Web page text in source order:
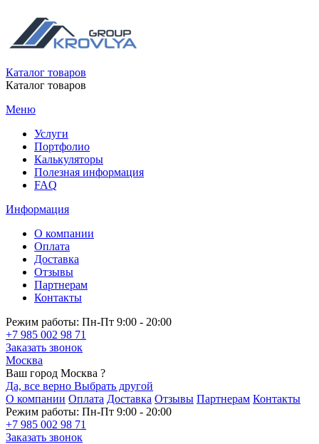
Каталог товаров
Каталог товаров
Меню
Услуги
Портфолио
Калькуляторы
Полезная информация
FAQ
Информация
О компании
Оплата
Доставка
Отзывы
Партнерам
Контакты
Режим работы: Пн-Пт 9:00 - 20:00
+7 985 002 98 71
Заказать звонок
Москва
Ваш город Москва ?
Да, все верно Выбрать другой
О компании Оплата Доставка Отзывы Партнерам Контакты
Режим работы: Пн-Пт 9:00 - 20:00
+7 985 002 98 71
Заказать звонок